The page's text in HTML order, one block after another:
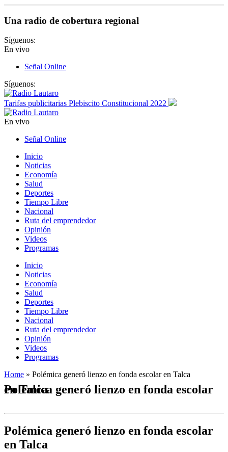
Una radio de cobertura regional
Síguenos:
En vivo
Señal Online
Síguenos:
Tarifas publicitarias Plebiscito Constitucional 2022
En vivo
Señal Online
Inicio
Noticias
Economía
Salud
Deportes
Tiempo Libre
Nacional
Ruta del emprendedor
Opinión
Videos
Programas
Inicio
Noticias
Economía
Salud
Deportes
Tiempo Libre
Nacional
Ruta del emprendedor
Opinión
Videos
Programas
Home » Polémica generó lienzo en fonda escolar en Talca
Polémica generó lienzo en fonda escolar en Talca
Polémica generó lienzo en fonda escolar
en Talca